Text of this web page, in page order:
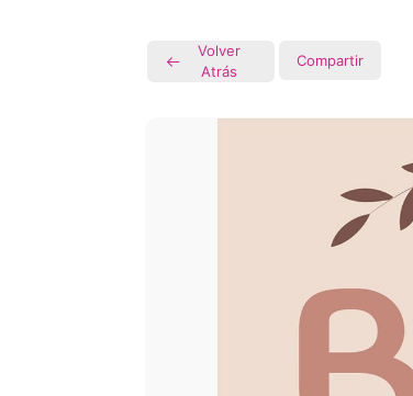
Volver
Atrás
Compartir